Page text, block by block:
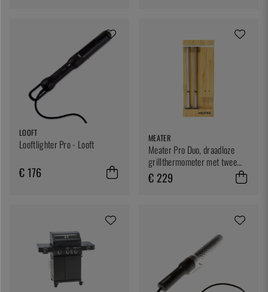
LOOFT
Looftlighter Pro - Looft
€ 176
MEATER
Meater Pro Duo, draadloze
grillthermometer met twee
sondes
€ 229